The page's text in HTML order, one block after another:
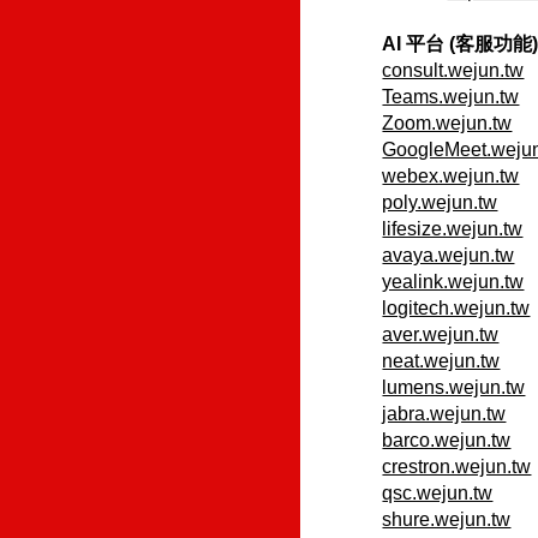
AI 平台 (客服功能)
consult.wejun.tw
Teams.wejun.tw
Zoom.wejun.tw
webex.wejun.tw
poly.wejun.tw
lifesize.wejun.tw
avaya.wejun.tw
yealink.wejun.tw
logitech.wejun.tw
aver.wejun.tw
neat.wejun.tw
lumens.wejun.tw
jabra.wejun.tw
barco.wejun.tw
crestron.wejun.tw
qsc.wejun.tw
shure.wejun.tw